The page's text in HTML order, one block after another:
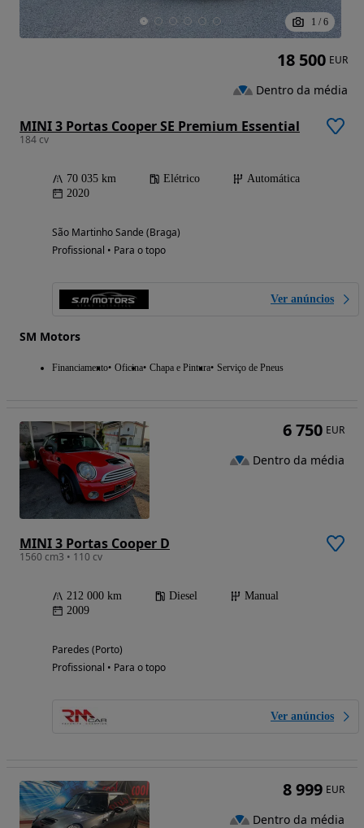
1 / 6
MINI 3 Portas Cooper SE Premium Essential
184 cv
70 035 km Elétrico
Automática
2020
São Martinho Sande (Braga)
Profissional • Para o topo
Ver anúncios
SM Motors
Financiamento Oficina Chapa e Pintura Serviço de Pneus
18 500 EUR
Dentro da média
MINI 3 Portas Cooper D
1560 cm3 • 110 cv
212 000 km Diesel
Manual
2009
Paredes (Porto)
Profissional • Para o topo
Ver anúncios
6 750 EUR
Dentro da média
8 999 EUR
Dentro da média